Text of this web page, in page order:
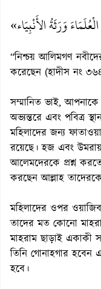
وَرَثَةُ الأَنْبِيَاء»
“নিশ্চয় আলিমগণ
করেছেন (হাদীস নং
সম্মানিত ভাই, আপনাকে
অভ্যন্তরে এবং পবিত্র
মহিলাদের জন্য
রয়েছে। হজ এবং
আলেমদেরকে প্রশ্ন করতে
করছেন আল্লাহ
মহিলাদের ওপর ওয়াজিব
তাদের মত কোনো
মাহরাম ছাড়াই
তিনি গোনাহগার হবেন
হবে।